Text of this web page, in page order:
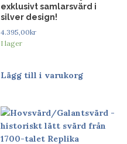
exklusivt samlarsvärd i
silver design!
4.395,00kr
I lager
Lägg till i varukorg